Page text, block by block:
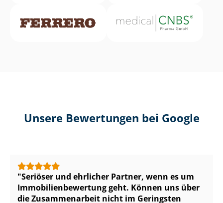
Unsere Bewertungen bei Google
Seriöser und ehrlicher Partner, wenn es um
Im­mo­bi­li­en­be­wer­tung geht. Können uns über
die Zusammenarbeit nicht im Geringsten